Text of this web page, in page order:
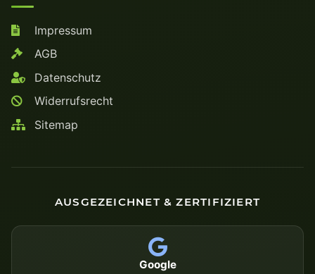
Impressum
AGB
Datenschutz
Widerrufsrecht
Sitemap
AUSGEZEICHNET & ZERTIFIZIERT
Google